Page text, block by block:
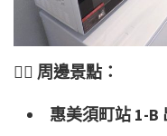
🚶‍♂ 周邊景點：
惠美須町站 1-B